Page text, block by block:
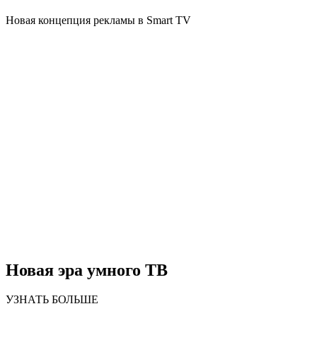
Новая концепция рекламы в Smart TV
Новая эра умного ТВ
УЗНАТЬ БОЛЬШЕ